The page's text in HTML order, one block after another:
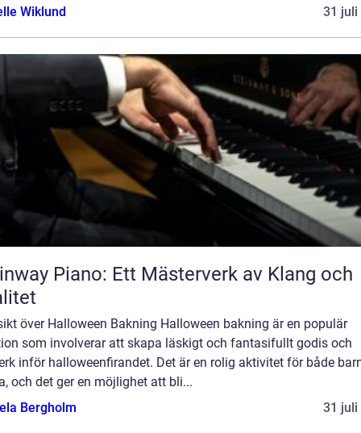
Wiklund
31 juli
Piano: Ett Mästerverk av Klang och
över Halloween Bakning Halloween bakning är en populär
som involverar att skapa läskigt och fantasifullt godis och
inför halloweenfirandet. Det är en rolig aktivitet för både
och det ger en möjlighet att bli...
Bergholm
31 juli